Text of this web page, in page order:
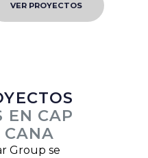
VER PROYECTOS
EN CAP
CANA
Group se